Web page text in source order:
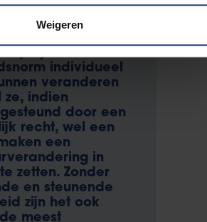
Weigeren
ik als
omdat ik weet
individueel
veranderen
ze, indien
door een
recht, wel een
een
in
zetten. Zonder
en steunende
zijn het ook
meest